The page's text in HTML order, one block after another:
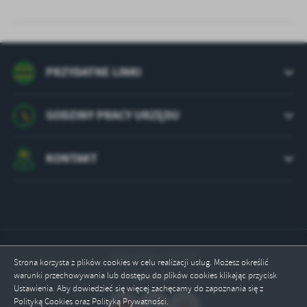
Strona korzysta z plików cookies w celu realizacji usług. Możesz określić
warunki przechowywania lub dostępu do plików cookies klikając przycisk
Ustawienia. Aby dowiedzieć się więcej zachęcamy do zapoznania się z
Polityką Cookies oraz Polityką Prywatności.
PRZYDATNE LINKI
GODZINY PRACY URZĘDU
KONTAKT
Odwiedzin: 107108
Online: 1